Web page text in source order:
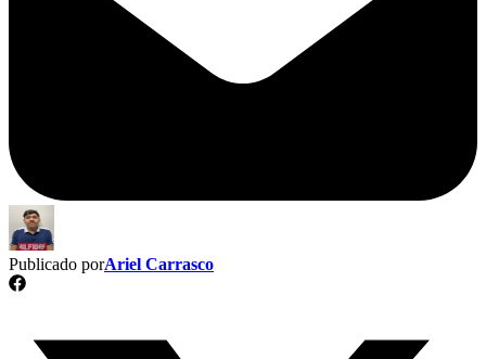
Publicado porAriel Carrasco